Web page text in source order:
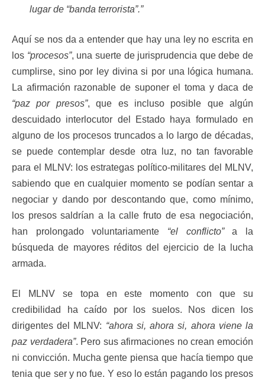
lugar de “banda terrorista”.”
Aquí se nos da a entender que hay una ley no escrita en
los “procesos”, una suerte de jurisprudencia que debe de
cumplirse, sino por ley divina si por una lógica humana.
La afirmación razonable de suponer el toma y daca de
“paz por presos”, que es incluso posible que algún
descuidado interlocutor del Estado haya formulado en
alguno de los procesos truncados a lo largo de décadas,
se puede contemplar desde otra luz, no tan favorable
para el MLNV: los estrategas político-militares del MLNV,
sabiendo que en cualquier momento se podían sentar a
negociar y dando por descontando que, como mínimo,
los presos saldrían a la calle fruto de esa negociación,
han prolongado voluntariamente “el conflicto”a la
búsqueda de mayores réditos del ejercicio de la lucha
armada.
El MLNV se topa en este momento con que su
credibilidad ha caído por los suelos. Nos dicen los
dirigentes del MLNV: “ahora si, ahora si, ahora viene la
paz verdadera”. Pero sus afirmaciones no crean emoción
ni convicción. Mucha gente piensa que hacía tiempo que
tenia que ser y no fue. Y eso lo están pagando los presos